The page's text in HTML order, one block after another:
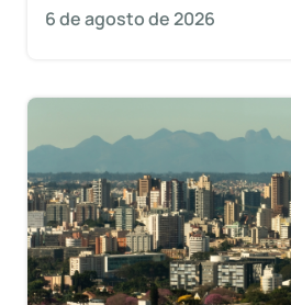
6 de agosto de 2026